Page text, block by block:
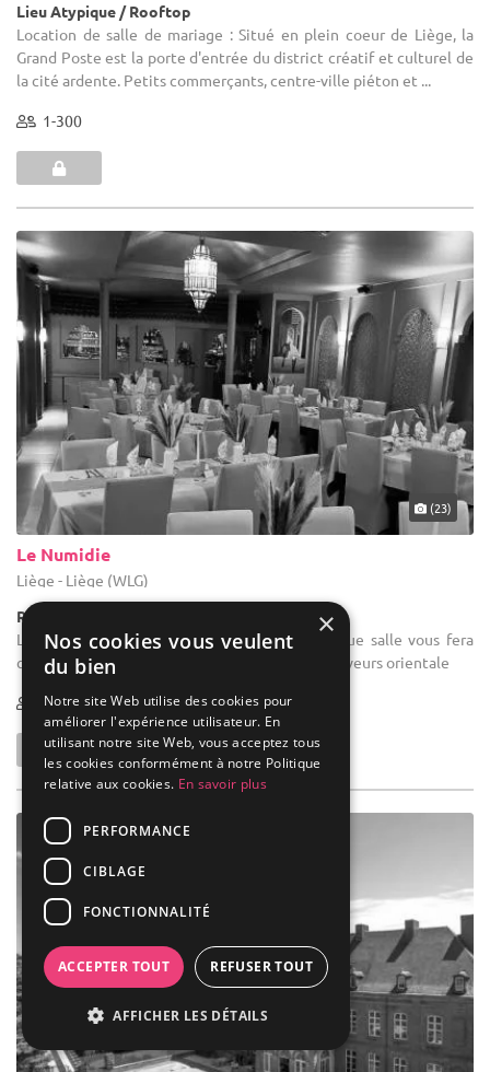
Lieu Atypique / Rooftop
Location de salle de mariage : Situé en plein coeur de Liège, la
Grand Poste est la porte d'entrée du district créatif et culturel de
la cité ardente. Petits commerçants, centre-ville piéton et ...
1-300
(23)
Le Numidie
Liège - Liège (WLG)
Restaurant / Spécialités Orientales
Location de salle de mariage : Notre magnifique salle vous fera
changer de pays avec notre décoration et nos saveurs orientale
50-150
×
Nos cookies vous veulent
du bien
Notre site Web utilise des cookies pour
améliorer l'expérience utilisateur. En
utilisant notre site Web, vous acceptez tous
les cookies conformément à notre Politique
relative aux cookies. En savoir plus
PERFORMANCE
CIBLAGE
FONCTIONNALITÉ
ACCEPTER TOUT REFUSER TOUT
AFFICHER LES DÉTAILS